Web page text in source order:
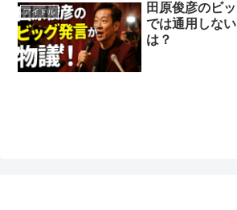
アイドル
田原俊彦のビ
では通用しな
は？